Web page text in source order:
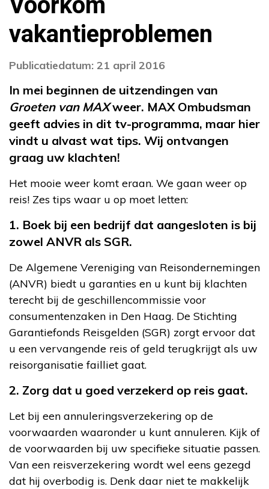
vakantieproblemen
Publicatiedatum: 21 april 2016
In mei beginnen de uitzendingen van
Groeten van MAXweer. MAX Ombudsman
geeft advies in dit tv-programma, maar hier
vindt u alvast wat tips. Wij ontvangen
graag uw klachten!
Het mooie weer komt eraan. We gaan weer op
reis! Zes tips waar u op moet letten:
1. Boek bij een bedrijf dat aangesloten is bij
zowel ANVR als SGR.
De Algemene Vereniging van Reisondernemingen
(ANVR) biedt u garanties en u kunt bij klachten
terecht bij de geschillencommissie voor
consumentenzaken in Den Haag. De Stichting
Garantiefonds Reisgelden (SGR) zorgt ervoor dat
u een vervangende reis of geld terugkrijgt als uw
reisorganisatie failliet gaat.
2. Zorg dat u goed verzekerd op reis gaat.
Let bij een annuleringsverzekering op de
voorwaarden waaronder u kunt annuleren. Kijk of
de voorwaarden bij uw specifieke situatie passen.
Van een reisverzekering wordt wel eens gezegd
dat hij overbodig is. Denk daar niet te makkelijk